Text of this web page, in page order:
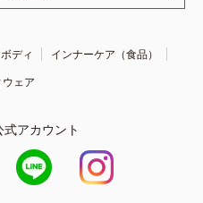
ディ
インナーケア（食品）
ェア
式アカウント